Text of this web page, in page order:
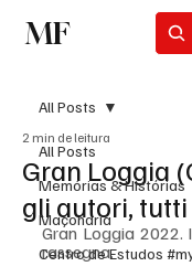
MF
All Posts
Memórias & Histórias
Maçonaria
Centro de Estudos
All Posts
Gran Loggia
gli autori,
2 min de leitura
Gran Loggia
rassegna.